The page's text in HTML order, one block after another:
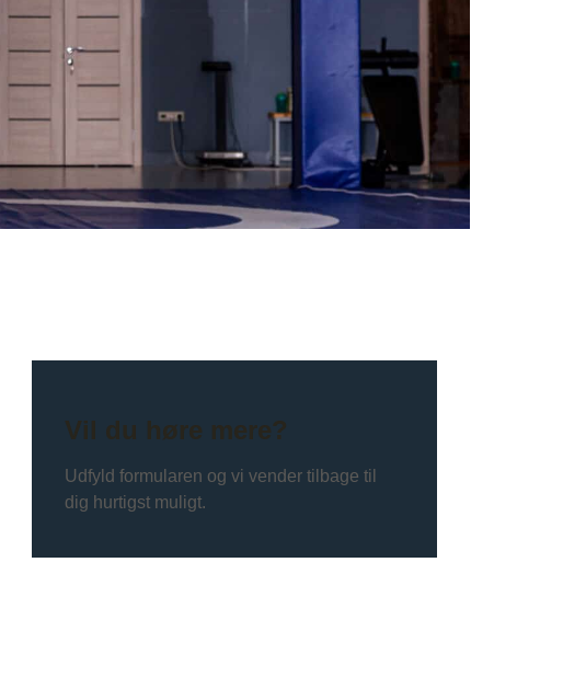
Vil du høre mere?
Udfyld formularen og vi vender tilbage til
dig hurtigst muligt.